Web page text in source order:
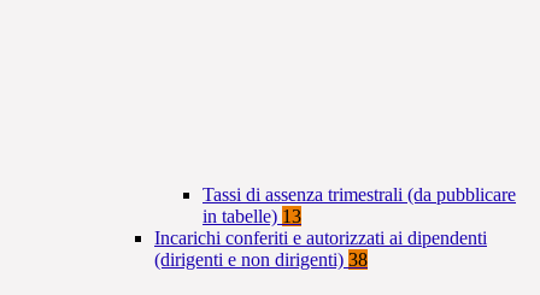
Tassi di assenza trimestrali (da pubblicare
in tabelle) 13
Incarichi conferiti e autorizzati ai dipendenti
(dirigenti e non dirigenti) 38